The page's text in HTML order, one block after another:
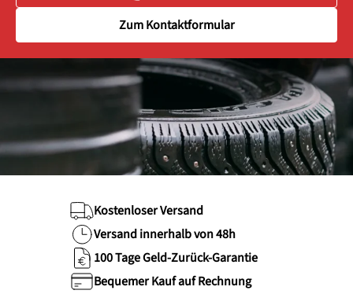
Zum Kontaktformular
Kostenloser Versand
Versand innerhalb von 48h
100 Tage Geld-Zurück-Garantie
Bequemer Kauf auf Rechnung